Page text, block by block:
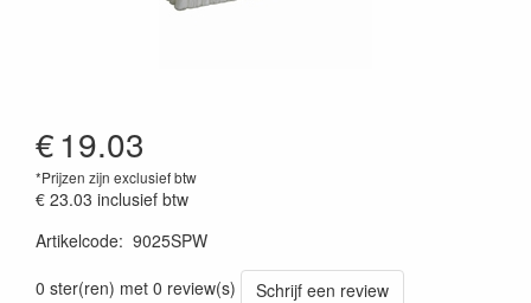
€19.03
*Prijzen zijn exclusief btw
€ 23.03 inclusief btw
Artikelcode: 9025SPW
0 ster(ren) met 0 review(s)
Schrijf een review